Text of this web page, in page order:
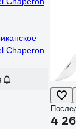
Chaperon
4